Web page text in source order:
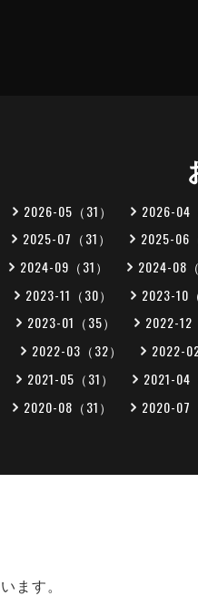
2026-05（31） 2026-04
2025-07（31） 2025-06
2024-09（31） 2024-08（
2023-11（30） 2023-10
2023-01（35） 2022-12
2022-03（32） 2022-
2021-05（31） 2021-04
2020-08（31） 2020-07
ます。